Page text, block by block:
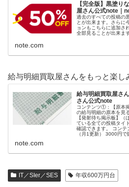
【完全版】黒塗り
屋さん公式note｜
過去のすべての投稿の
とが出来ます。さらに
ョンもこちらに追加さ
全部見ることが出来ます
note.com
給与明細買取屋さんをもっと楽し
給与明細買取屋さ
さん公式note
コンテンツ①：【原本
の給与明細の原本を見
【発射待ち掲示板】（
ている全ての投稿タイ
確認できます。 コンテ
（月1更新） 3000円で
note.com
IT／SIer／SES 年収600万円台